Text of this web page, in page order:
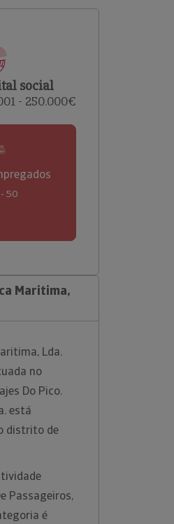
o risco de incumprimento dos
social
- 250.000€
50
Maritima,
Lda.
no
Do Pico.
está
distrito de
Passageiros,
é